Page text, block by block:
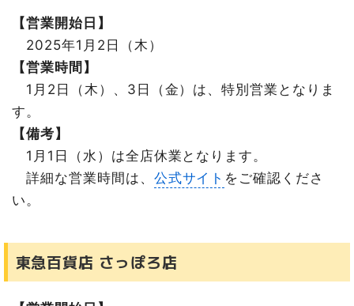
【営業開始日】
2025年1月2日（木）
【営業時間】
1月2日（木）、3日（金）は、特別営業となりま
す。
【備考】
1月1日（水）は全店休業となります。
詳細な営業時間は、 公式サイト をご確認くださ
い。
東急百貨店 さっぽろ店